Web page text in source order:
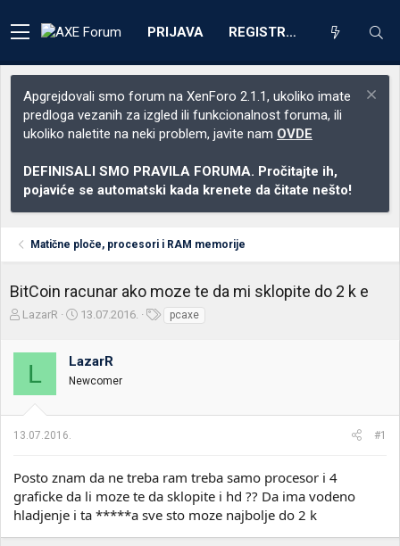
PRIJAVA REGISTRACIJA
Apgrejdovali smo forum na XenForo 2.1.1, ukoliko imate
predloga vezanih za izgled ili funkcionalnost foruma, ili
ukoliko naletite na neki problem, javite nam OVDE
DEFINISALI SMO PRAVILA FORUMA. Pročitajte ih,
pojaviće se automatski kada krenete da čitate nešto!
Matične ploče, procesori i RAM memorije
BitCoin racunar ako moze te da mi sklopite do 2 k e
Z
n
t
m
LazarR
D
u
m
t
j
a
13.07.2016. pcaxe
L LazarR
Newcomer
13.07.2016. #1
Posto znam da ne treba ram treba samo procesor i 4
graficke da li moze te da sklopite i hd ?? Da ima vodeno
hladjenje i ta *****a sve sto moze najbolje do 2 k